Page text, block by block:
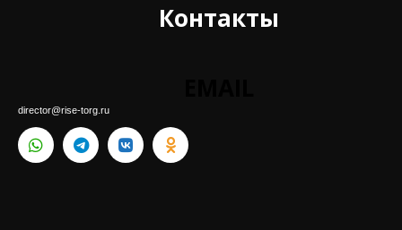
Контакты
director@rise-torg.ru